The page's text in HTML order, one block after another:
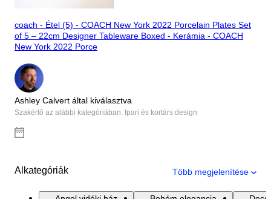
coach - Étel (5) - COACH New York 2022 Porcelain Plates Set
of 5 – 22cm Designer Tableware Boxed - Kerámia - COACH
New York 2022 Porce
Ashley Calvert által kiválasztva
Szakértő az alábbi kategóriában: Ipari és kortárs design
Alkategóriák Több megjelenítése